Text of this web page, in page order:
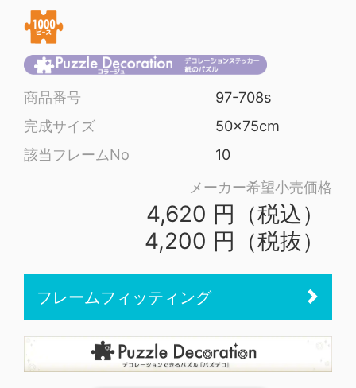
商品番号
97-708s
完成サイズ
50x75cm
該当フレームNo
10
メーカー希望小売価格
4,620 円（税込）
4,200 円（税抜）
フレームフィッティング